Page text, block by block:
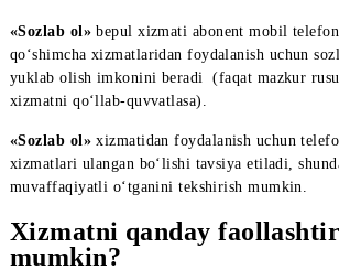
«Sozlab ol»bepul xizmati abonеnt mobil
qo‘shimcha xizmatlaridan foydalanish
xizmatni qo‘llab-quvvatlasa).
«Sozlab ol»xizmatidan foydalanish uchun
xizmatlari ulangan bo‘lishi tavsiya etiladi,
muvaffaqiyatli o‘tganini tekshirish